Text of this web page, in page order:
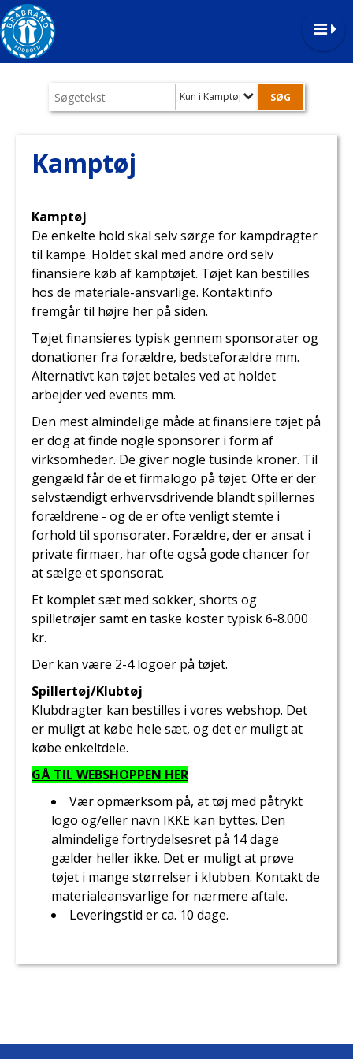
Kun i Kamptøj
Kamptøj
Kamptøj
De enkelte hold skal selv sørge for kampdragter
til kampe. Holdet skal med andre ord selv
finansiere køb af kamptøjet. Tøjet kan bestilles
hos de materiale-ansvarlige. Kontaktinfo
fremgår til højre her på siden.
Tøjet finansieres typisk gennem sponsorater og
donationer fra forældre, bedsteforældre mm.
Alternativt kan tøjet betales ved at holdet
arbejder ved events mm.
Den mest almindelige måde at finansiere tøjet på
er dog at finde nogle sponsorer i form af
virksomheder. De giver nogle tusinde kroner. Til
gengæld får de et firmalogo på tøjet. Ofte er der
selvstændigt erhvervsdrivende blandt spillernes
forældrene - og de er ofte venligt stemte i
forhold til sponsorater. Forældre, der er ansat i
private firmaer, har ofte også gode chancer for
at sælge et sponsorat.
Et komplet sæt med sokker, shorts og
spilletrøjer samt en taske koster typisk 6-8.000
kr.
Der kan være 2-4 logoer på tøjet.
Spillertøj/Klubtøj
Klubdragter kan bestilles i vores webshop. Det
er muligt at købe hele sæt, og det er muligt at
købe enkeltdele.
GÅ TIL WEBSHOPPEN HER
Vær opmærksom på, at tøj med påtrykt
logo og/eller navn IKKE kan byttes. Den
almindelige fortrydelsesret på 14 dage
gælder heller ikke. Det er muligt at prøve
tøjet i mange størrelser i klubben. Kontakt de
materialeansvarlige for nærmere aftale.
Leveringstid er ca. 10 dage.